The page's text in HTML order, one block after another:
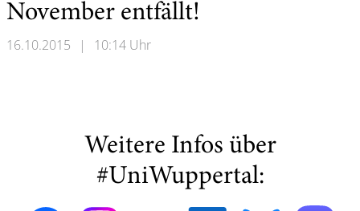
November entfällt!
16.10.2015 | 10:14 Uhr
Weitere Infos über
#UniWuppertal: